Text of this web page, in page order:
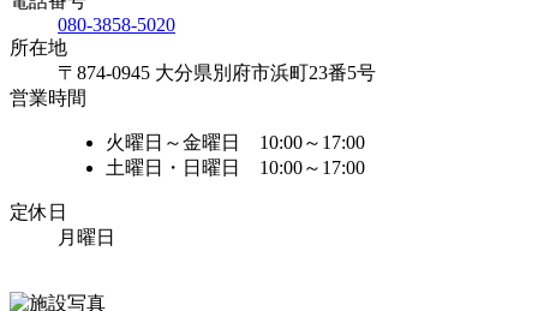
080-3858-5020
所在地
〒874-0945 大分県別府市浜町23番5号
営業時間
火曜日～金曜日 10:00～17:00
土曜日・日曜日 10:00～17:00
定休日
月曜日